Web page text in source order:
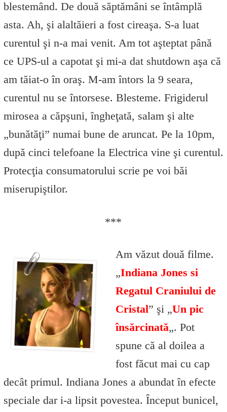
blestemând. De două săptămâni se întâmplă
asta. Ah, şi alaltăieri a fost cireaşa. S-a luat
curentul şi n-a mai venit. Am tot aşteptat până
ce UPS-ul a capotat şi mi-a dat shutdown aşa că
am tăiat-o în oraş. M-am întors la 9 seara,
curentul nu se întorsese. Blesteme. Frigiderul
mirosea a căpşuni, îngheţată, salam şi alte
„bunătăţi” numai bune de aruncat. Pe la 10pm,
după cinci telefoane la Electrica vine şi curentul.
Protecţia consumatorului scrie pe voi băi
miserupiştilor.
***
Am văzut două filme.
„Indiana Jones si
Regatul Craniului de
Cristal” şi „Un pic
însărcinată„. Pot
spune că al doilea a
fost făcut mai cu cap
decât primul. Indiana Jones a abundat în efecte
speciale dar i-a lipsit povestea. Început bunicel,